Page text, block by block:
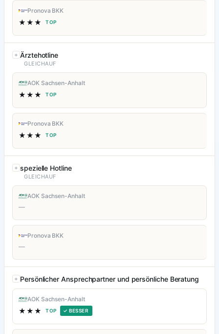
Pronova BKK
★★★ TOP
Ärztehotline
GLEICHAUF
AOK Sachsen-Anhalt
★★★ TOP
Pronova BKK
★★★ TOP
spezielle Hotline
GLEICHAUF
AOK Sachsen-Anhalt
—
Pronova BKK
—
Persönlicher Ansprechpartner und persönliche Beratung
AOK Sachsen-Anhalt
★★★ TOP ✓ BESSER